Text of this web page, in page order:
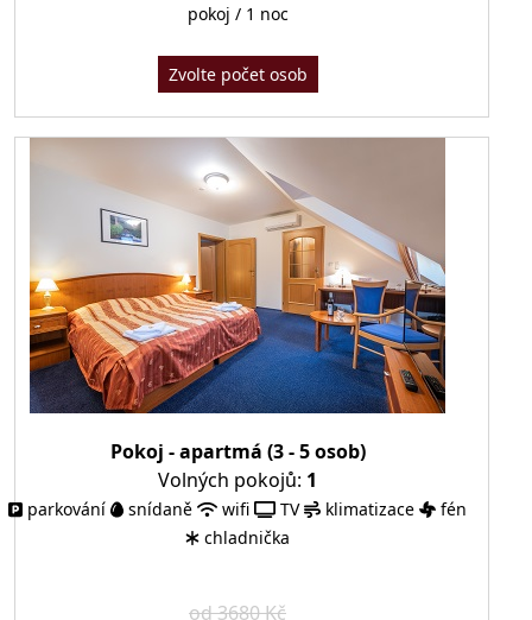
pokoj / 1 noc
Zvolte počet osob
Pokoj - apartmá (3 - 5 osob)
Volných pokojů: 1
parkování snídaně wifi TV klimatizace
fén
chladnička
od 3680 Kč